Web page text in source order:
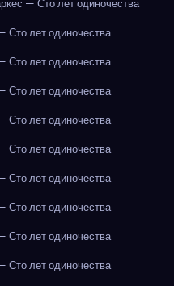
— Сто лет одиночества
Сто лет одиночества
Сто лет одиночества
Сто лет одиночества
Сто лет одиночества
Сто лет одиночества
Сто лет одиночества
Сто лет одиночества
Сто лет одиночества
Сто лет одиночества